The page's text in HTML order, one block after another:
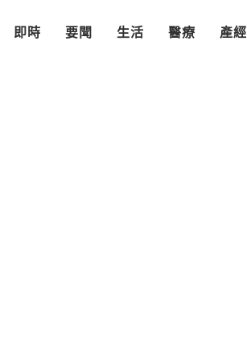
即時 要聞 生活 醫療 產經